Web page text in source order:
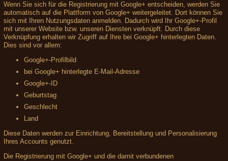
Wenn Sie sich für die Registrierung mit Google+ entscheiden, werden Sie
automatisch auf die Plattform von Google+ weitergeleitet. Dort können Sie
sich mit Ihren Nutzungsdaten anmelden. Dadurch wird Ihr Google+-Profil
mit unserer Website bzw. unseren Diensten verknüpft. Durch diese
Verknüpfung erhalten wir Zugriff auf Ihre bei Google+ hinterlegten Daten.
Dies sind vor allem:
Google+-Profilbild
bei Google+ hinterlegte E-Mail-Adresse
Google+-ID
Geburtstag
Geschlecht
Land
Diese Daten werden zur Einrichtung, Bereitstellung und Personalisierung
Ihres Accounts genutzt.
Die Registrierung mit Google+ und die damit verbundenen